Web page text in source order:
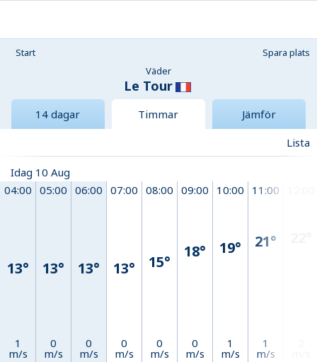
Start
Spara plats
Väder
Le Tour
14 dagar Timmar
Jämför
Lista
Idag 10 Aug
04:00
13°
1
m/s
05:00
13°
0
m/s
06:00
13°
0
m/s
07:00
13°
0
m/s
08:00
15°
0
m/s
09:00
18°
0
m/s
10:00
19°
1
m/s
11:00
21°
1
m/s